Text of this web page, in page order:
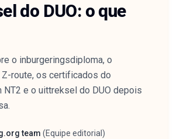
do DUO: o que
o inburgeringsdiploma, o
route, os certificados do
NT2 e o uittreksel do DUO depois
team (Equipe editorial )